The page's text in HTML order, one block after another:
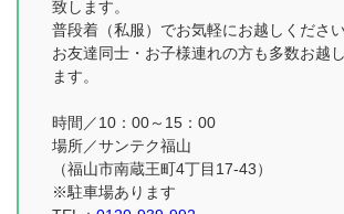
致します。
普段着（私服）でお気軽にお越しください
お友達同士・お子様連れの方も多数お越
ます。
時間／10：00～15：00
場所／サンテク福山
（福山市南蔵王町4丁目17-43）
※駐車場あります